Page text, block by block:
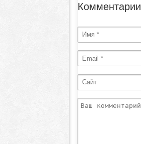
Комментарии